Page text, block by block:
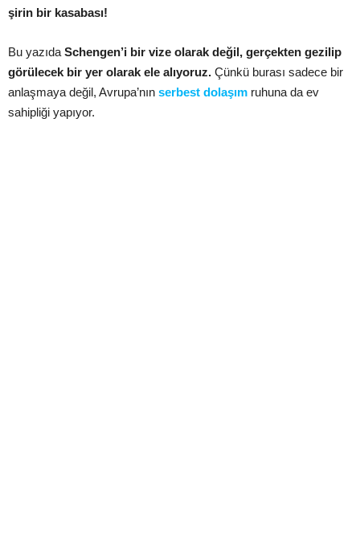
şirin bir kasabası!
Bu yazıda Schengen’i bir vize olarak değil, gerçekten gezilip
görülecek bir yer olarak ele alıyoruz. Çünkü burası sadece bir
anlaşmaya değil, Avrupa’nın serbest dolaşım ruhuna da ev
sahipliği yapıyor.